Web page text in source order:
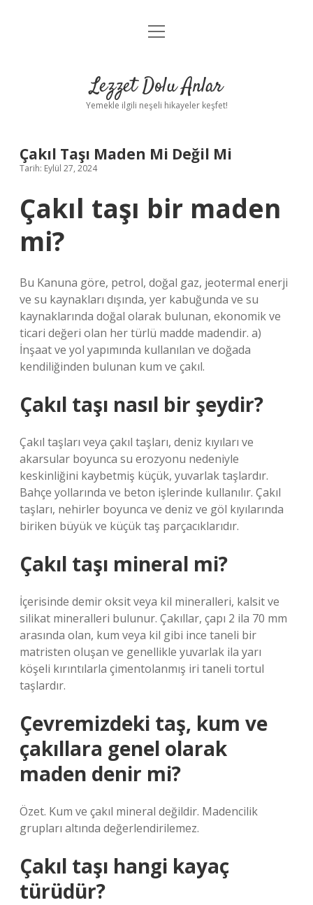
Anasayfa
Yasal Uyarı
menüyü
Lezzet Dolu Anlar
Yemekle ilgili neşeli hikayeler keşfet!
Çakıl Taşı Maden Mi Değil Mi
Tarih: Eylül 27, 2024
Çakıl taşı bir maden
mi?
Bu Kanuna göre, petrol, doğal gaz, jeotermal enerji
ve su kaynakları dışında, yer kabuğunda ve su
kaynaklarında doğal olarak bulunan, ekonomik ve
ticari değeri olan her türlü madde madendir. a)
İnşaat ve yol yapımında kullanılan ve doğada
kendiliğinden bulunan kum ve çakıl.
Çakıl taşı nasıl bir şeydir?
Çakıl taşları veya çakıl taşları, deniz kıyıları ve
akarsular boyunca su erozyonu nedeniyle
keskinliğini kaybetmiş küçük, yuvarlak taşlardır.
Bahçe yollarında ve beton işlerinde kullanılır. Çakıl
taşları, nehirler boyunca ve deniz ve göl kıyılarında
biriken büyük ve küçük taş parçacıklarıdır.
Çakıl taşı mineral mi?
İçerisinde demir oksit veya kil mineralleri, kalsit ve
silikat mineralleri bulunur. Çakıllar, çapı 2 ila 70 mm
arasında olan, kum veya kil gibi ince taneli bir
matristen oluşan ve genellikle yuvarlak ila yarı
köşeli kırıntılarla çimentolanmış iri taneli tortul
taşlardır.
Çevremizdeki taş, kum ve
çakıllara genel olarak
maden denir mi?
Özet. Kum ve çakıl mineral değildir. Madencilik
grupları altında değerlendirilemez.
Çakıl taşı hangi kayaç
türüdür?